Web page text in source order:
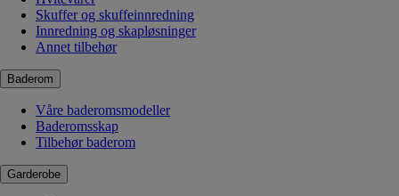
Skuffer og skuffeinnredning
Innredning og skapløsninger
Annet tilbehør
Baderom
Våre baderomsmodeller
Baderomsskap
Tilbehør baderom
Garderobe